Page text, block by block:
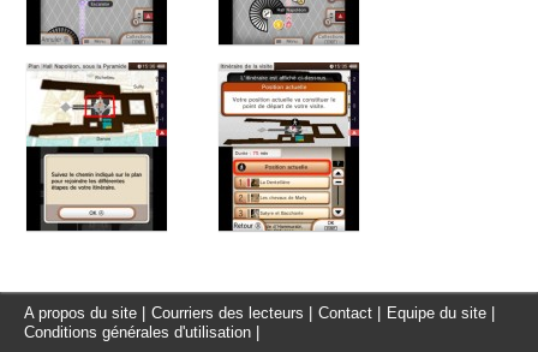
A propos du site Courriers des lecteurs Contact Equipe du site
Conditions générales d'utilisation